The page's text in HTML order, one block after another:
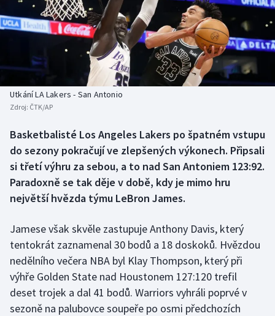
Baseball a softbal
Biatlon
Boby a skeleton
Box
Curling
Dostihy
Futsal
Golf
Gymnastika
Soutěže
Historické návraty
Aplikace ČT sport
AZ kvíz
Utkání LA Lakers - San Antonio
Zdroj: ČTK/AP
Basketbalisté Los Angeles Lakers po špatném vstupu
do sezony pokračují ve zlepšených výkonech. Připsali
si třetí výhru za sebou, a to nad San Antoniem 123:92.
Paradoxně se tak děje v době, kdy je mimo hru
největší hvězda týmu LeBron James.
Jamese však skvěle zastupuje Anthony Davis, který
tentokrát zaznamenal 30 bodů a 18 doskoků. Hvězdou
nedělního večera NBA byl Klay Thompson, který při
výhře Golden State nad Houstonem 127:120 trefil
deset trojek a dal 41 bodů. Warriors vyhráli poprvé v
sezoně na palubovce soupeře po osmi předchozích